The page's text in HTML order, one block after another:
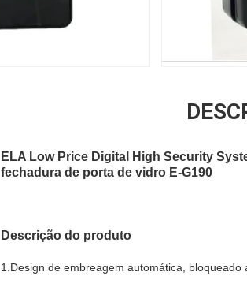
ELA Low Price Digital High Security
fechadura de porta de vidro E-G190
Descrição do produto
1.Design de embreagem automática, bloqueado